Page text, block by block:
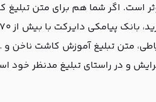
است. اگر شما هم برای متن تبلیغ
متن تبلیغ آموزش کاشت ناخن و
و در راستای تبلیغ مدنظر خود